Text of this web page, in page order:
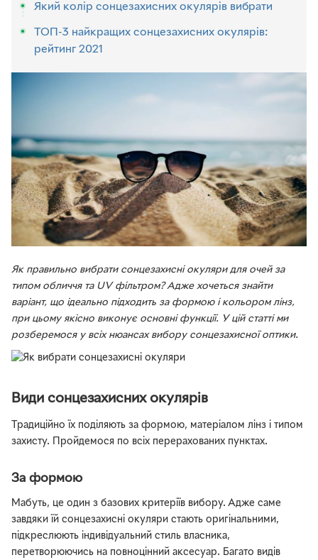
Як правильно вибрати сонцезахисні окуляри для очей за
типом обличчя та UV фільтром? Адже хочеться знайти
варіант, що ідеально підходить за формою і кольором лінз,
при цьому якісно виконує основні функції. У цій статті ми
розберемося у всіх нюансах вибору сонцезахисної оптики.
Види сонцезахисних окулярів
Традиційно їх поділяють за формою, матеріалом лінз і типом
захисту. Пройдемося по всіх перерахованих пунктах.
За формою
Мабуть, це один з базових критеріїв вибору. Адже саме
завдяки їй сонцезахисні окуляри стають оригінальними,
підкреслюють індивідуальний стиль власника,
перетворюючись на повноцінний аксесуар. Багато видів
Який колір сонцезахисних окулярів вибрати
ТОП-3 найкращих сонцезахисних окулярів:
рейтинг 2021